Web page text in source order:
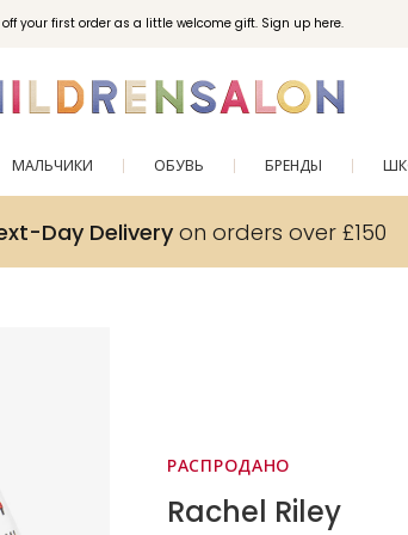
off your first order as a little welcome gift. Sign up here.
МАЛЬЧИКИ ОБУВЬ БРЕНДЫ
Day Deliveryon orders over £150
РАСПРОДАНО
Rachel Riley